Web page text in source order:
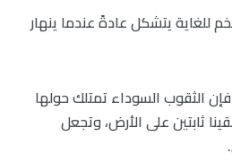
للغاية يتشكل عادةً عندما ينهار
الثقوب السوداء تمتلك حولها
ثابتين على الأرض، وتجعل